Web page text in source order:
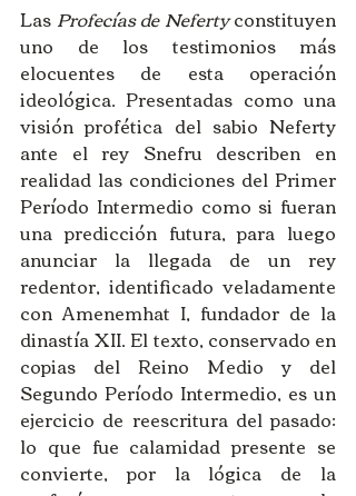
Las Profecías de Neferty constituyen
uno de los testimonios más
elocuentes de esta operación
ideológica. Presentadas como una
visión profética del sabio Neferty
ante el rey Snefru describen en
realidad las condiciones del Primer
Período Intermedio como si fueran
una predicción futura, para luego
anunciar la llegada de un rey
redentor, identificado veladamente
con Amenemhat I, fundador de la
dinastía XII. El texto, conservado en
copias del Reino Medio y del
Segundo Período Intermedio, es un
ejercicio de reescritura del pasado:
lo que fue calamidad presente se
convierte, por la lógica de la